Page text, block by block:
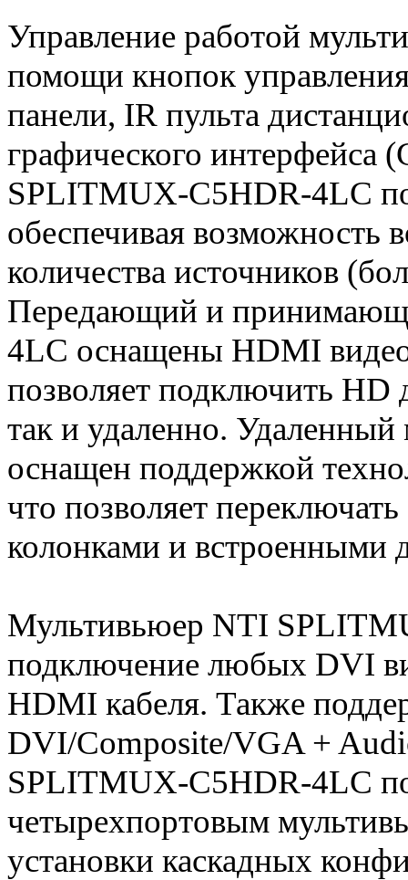
Управление работой
помощи кнопок
панели, IR пульта
графического интерфейса
SPLITMUX-C5HDR-4LC
обеспечивая возможность
количества источников
Передающий и
4LC оснащены HDMI
позволяет подключить HD
так и удаленно.
оснащен поддержкой
что позволяет
колонками и
Мультивьюер NTI
подключение любых DVI
HDMI кабеля. Также
DVI/Composite/VGA +
SPLITMUX-C5HDR-4LC
четырехпортовым
установки каскадных